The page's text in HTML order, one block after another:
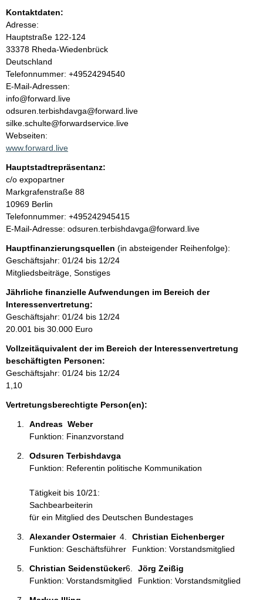
n
h
a
l
t
Kontaktdaten:
Adresse:
Hauptstraße 122-124
33378 Rheda-Wiedenbrück
Deutschland
K
o
n
t
a
k
t
n
f
o
r
m
a
t
i
o
e
n
:
Telefonnummer: +49524294540
E-Mail-Adressen:
info@forward.live
odsuren.terbishdavga@forward.live
silke.schulte@forwardservice.live
Webseiten:
www.forward.live
Hauptstadtrepräsentanz:
A
d
r
e
s
e
c/o expopartner
Markgrafenstraße 88
10969 Berlin
K
o
t
a
k
t
i
n
f
r
m
a
t
i
Telefonnummer: +495242945415
E-Mail-Adresse: odsuren.terbishdavga@forward.live
Hauptfinanzierungsquellen (in absteigender Reihenfolge):
Geschäftsjahr: 01/24 bis 12/24
Mitgliedsbeiträge, Sonstiges
Jährliche finanzielle Aufwendungen im Bereich der
Interessenvertretung:
Geschäftsjahr: 01/24 bis 12/24
20.001 bis 30.000 Euro
Vollzeitäquivalent der im Bereich der Interessenvertretung
beschäftigten Personen:
Geschäftsjahr: 01/24 bis 12/24
1,10
Vertretungsberechtigte Person(en):
Andreas  Weber
Funktion: Finanzvorstand
Odsuren Terbishdavga
Funktion: Referentin politische Kommunikation
Tätigkeit bis 10/21:
Sachbearbeiterin
für ein Mitglied des Deutschen Bundestages
Alexander Ostermaier
Funktion: Geschäftsführer
Christian Eichenberger
Funktion: Vorstandsmitglied
Christian Seidenstücker
Funktion: Vorstandsmitglied
Jörg Zeißig
Funktion: Vorstandsmitglied